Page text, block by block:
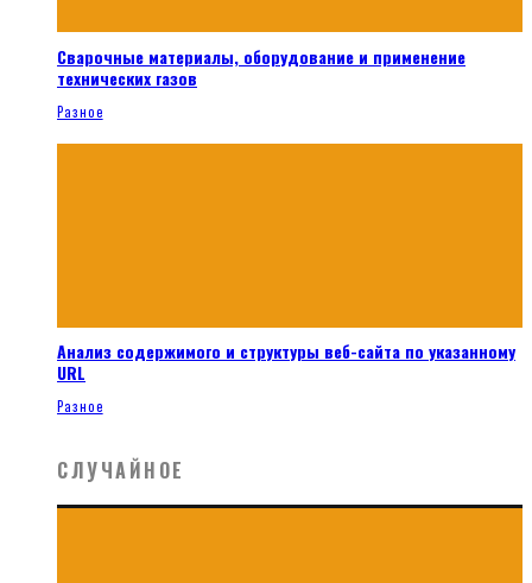
Сварочные материалы, оборудование и применение
технических газов
Разное
Анализ содержимого и структуры веб-сайта по указанному
URL
Разное
СЛУЧАЙНОЕ